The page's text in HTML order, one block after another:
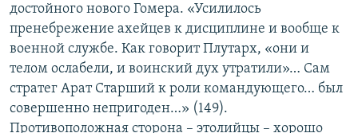
достойного нового Гомера. «Усилилось
пренебрежение ахейцев к дисциплине и вообще к
военной службе. Как говорит Плутарх, «они и
телом ослабели, и воинский дух утратили»… Сам
стратег Арат Старший к роли командующего… был
совершенно непригоден…» (149).
Противоположная сторона – этолийцы – хорошо